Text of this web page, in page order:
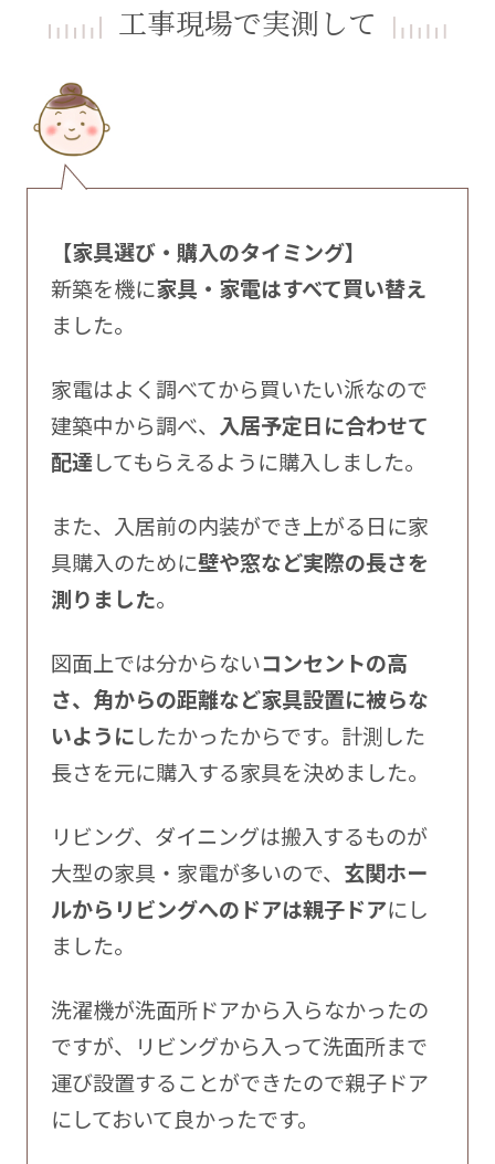
工事現場で実測して
【家具選び・購入のタイミング】
新築を機に家具・家電はすべて買い替え
ました。
家電はよく調べてから買いたい派なので
建築中から調べ、 入居予定日に合わせて
配達してもらえるように購入しました。
また、入居前の内装ができ上がる日に家
具購入のために壁や窓など実際の長さを
測りました。
図面上では分からないコンセントの高
さ、角からの距離など家具設置に被らな
いようにしたかったからです。計測した
長さを元に購入する家具を決めました。
リビング、ダイニングは搬入するものが
大型の家具・家電が多いので、 玄関ホー
ルからリビングへのドアは親子ドアにし
ました。
洗濯機が洗面所ドアから入らなかったの
ですが、リビングから入って洗面所まで
運び設置することができたので親子ドア
にしておいて良かったです。